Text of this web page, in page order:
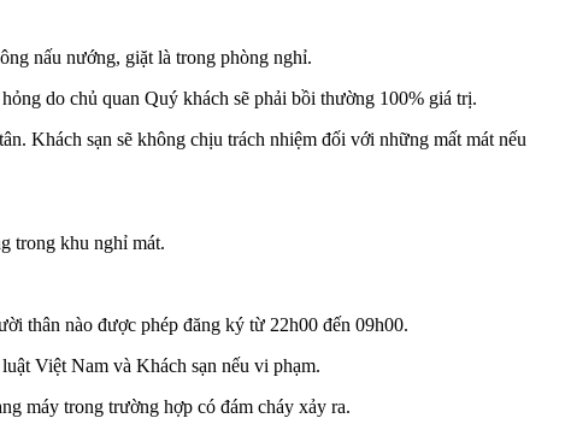
nấu nướng, giặt là trong phòng nghỉ.
do chủ quan Quý khách sẽ phải bồi thường 100% giá trị.
Khách sạn sẽ không chịu trách nhiệm đối với những mất mát nếu
trong khu nghỉ mát.
thân nào được phép đăng ký từ 22h00 đến 09h00.
Việt Nam và Khách sạn nếu vi phạm.
máy trong trường hợp có đám cháy xảy ra.